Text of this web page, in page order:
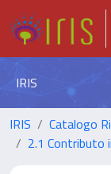
IRIS
IRIS Catalogo
2.1 Contributo